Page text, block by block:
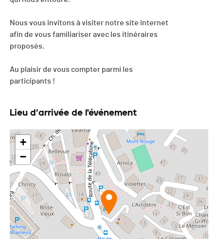
Nous vous invitons à visiter notre site internet
afin de vous familiariser avec les itinéraires
proposés.
Au plaisir de vous compter parmi les
participants !
Lieu d’arrivée de l'événement
+
−